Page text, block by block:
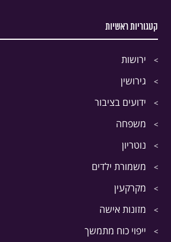
קטגוריות ראשיות
ירושות
גירושין
ידועים בציבור
משפחה
נוטריון
משמורת ילדים
מקרקעין
מזונות אישה
ייפוי כוח מתמשך